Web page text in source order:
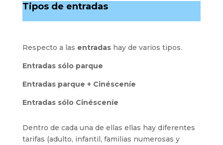
Tipos de entradas
Respecto a las entradas hay de varios tipos.
Entradas sólo parque
Entradas parque + Cinésceníe
Entradas sólo Cinésceníe
Dentro de cada una de ellas ellas hay diferentes
tarifas (adulto, infantil, familias numerosas y